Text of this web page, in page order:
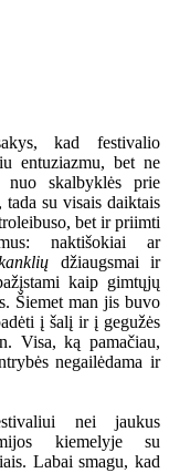
kad festivalio
entuziazmu, bet ne
skalbyklės prie
su visais daiktais
bet ir priimti
naktišokiai ar
džiaugsmai ir
kaip gimtųjų
Šiemet man jis buvo
į šalį ir į gegužės
Visa, ką pamačiau,
negailėdama ir
nei jaukus
kiemelyje su
Labai smagu, kad